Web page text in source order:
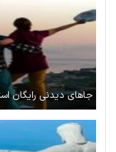
جاهای دیدنی رایگان